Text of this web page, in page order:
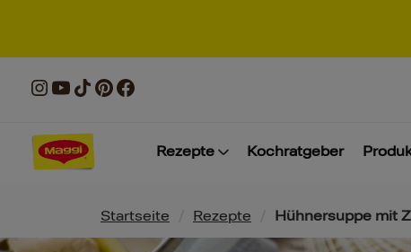
Rezepte Kochratgeber
Pfadnavigation
Startseite Rezepte Hühnersuppe mit